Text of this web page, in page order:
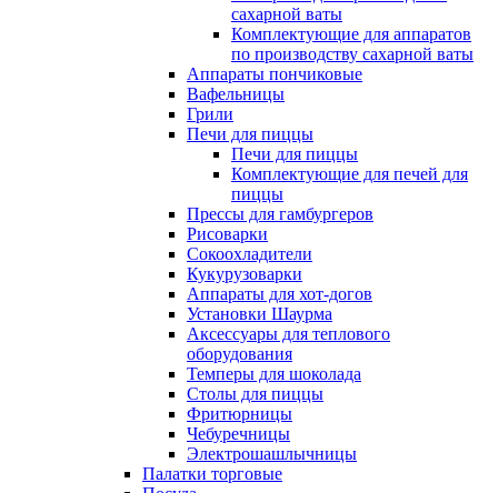
сахарной ваты
Комплектующие для аппаратов
по производству сахарной ваты
Аппараты пончиковые
Вафельницы
Грили
Печи для пиццы
Печи для пиццы
Комплектующие для печей для
пиццы
Прессы для гамбургеров
Рисоварки
Сокоохладители
Кукурузоварки
Аппараты для хот-догов
Установки Шаурма
Аксессуары для теплового
оборудования
Темперы для шоколада
Столы для пиццы
Фритюрницы
Чебуречницы
Электрошашлычницы
Палатки торговые